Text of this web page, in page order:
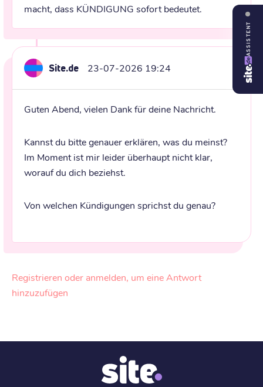
macht, dass KÜNDIGUNG sofort bedeutet.
Site.de 23-07-2026 19:24
Guten Abend, vielen Dank für deine Nachricht.
Kannst du bitte genauer erklären, was du meinst?
Im Moment ist mir leider überhaupt nicht klar,
worauf du dich beziehst.
Von welchen Kündigungen sprichst du genau?
Registrieren oder anmelden, um eine Antwort
hinzuzufügen
ASSISTENT